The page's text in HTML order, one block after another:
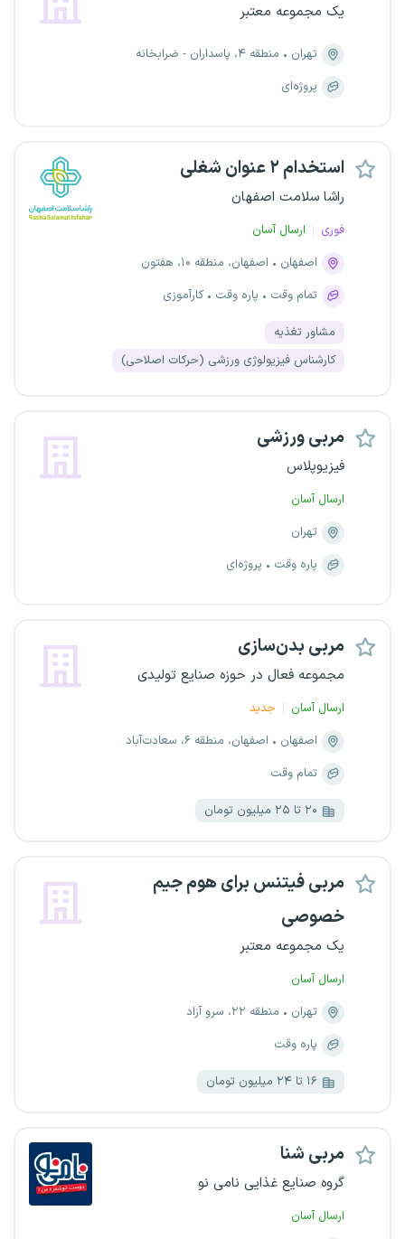
یک مجموعه معتبر
تهران
منطقه ۴، پاسداران - ضرابخانه
پروژه‌ای
استخدام ۲ عنوان شغلی
راشا سلامت اصفهان
فوری
ارسال آسان
اصفهان
اصفهان، منطقه ۱۰، هفتون
تمام وقت
پاره وقت کارآموزی
مشاور تغذیه
کارشناس فیزیولوژی ورزشی (حرکات اصلاحی)
مربی ورزشی
فیزیوپلاس
ارسال آسان
تهران
پاره وقت
پروژه‌ای
مربی بدن‌سازی
مجموعه فعال در حوزه صنایع تولیدی
ارسال آسان
جدید
اصفهان
اصفهان، منطقه ۶، سعادت‌آباد
تمام وقت
۲۰ تا ۲۵ میلیون تومان
مربی فیتنس برای هوم جیم
خصوصی
یک مجموعه معتبر
ارسال آسان
تهران
منطقه ۲۲، سرو آزاد
پاره وقت
۱۶ تا ۲۴ میلیون تومان
مربی شنا
گروه صنایع غذایی نامی نو
ارسال آسان